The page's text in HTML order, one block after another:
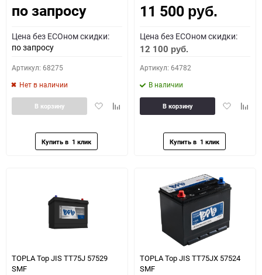
по запросу
Цена без ECOном скидки:
по запросу
Артикул: 68275
Нет в наличии
ДобавитьДобавить
В корзину
11 500 руб.
Цена без ECOном скидки:
12 100 руб.
Артикул: 64782
В наличии
Добавить
В корзину
TOPLA Top JIS TT75J 57529
SMF
TOPLA Top JIS TT75JХ 57524
SMF